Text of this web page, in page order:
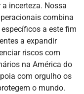
incerteza. Nossa
combina
a este fim
a expandir
riscos com
na América do
com orgulho os
o mundo.